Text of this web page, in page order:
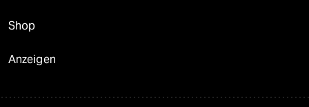
Shop
Anzeigen